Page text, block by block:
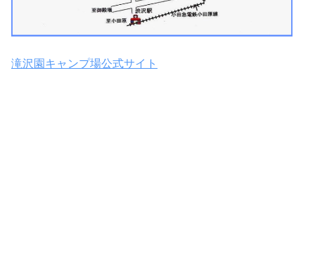
滝沢園キャンプ場公式サイト